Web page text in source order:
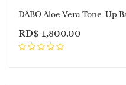
DABO Aloe Vera Tone-Up
RD$ 1,800.00